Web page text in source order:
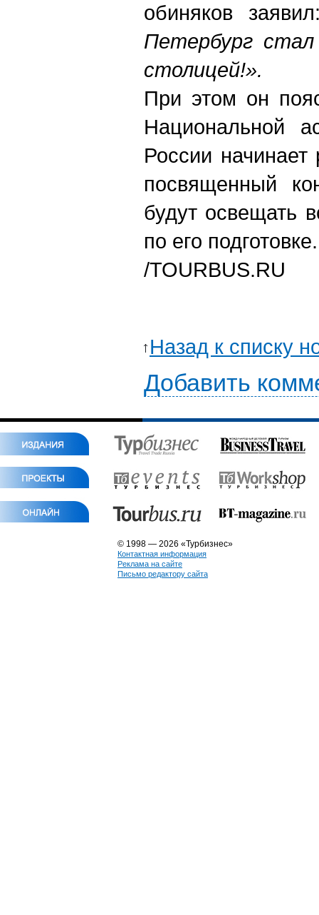
обиняков
Петербург стал
столицей!».
При этом он
Национальной
России начинает
посвященный
будут освещать
по его подготовке.
/TOURBUS.RU
Назад к списку
Добавить
© 1998 — 2026 «Турбизнес»
Контактная информация
Реклама на сайте
Письмо редактору сайта